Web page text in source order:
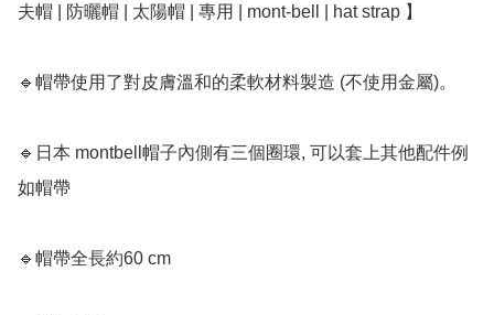
夫帽 | 防曬帽 | 太陽帽 | 專用 | mont-bell | hat strap 】
🔹帽帶使用了對皮膚溫和的柔軟材料製造 (不使用金屬)。
🔹日本 montbell帽子內側有三個圈環, 可以套上其他配件例
如帽帶
🔹帽帶全長約60 cm